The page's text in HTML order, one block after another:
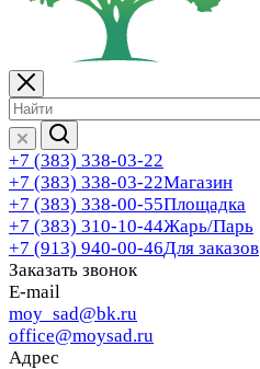
+7 (383) 338-03-22
+7 (383) 338-03-22Магазин
+7 (383) 338-00-55Площадка
+7 (383) 310-10-44Жарь/Парь
+7 (913) 940-00-46Для заказов
Заказать звонок
E-mail
moy_sad@bk.ru
office@moysad.ru
Адрес